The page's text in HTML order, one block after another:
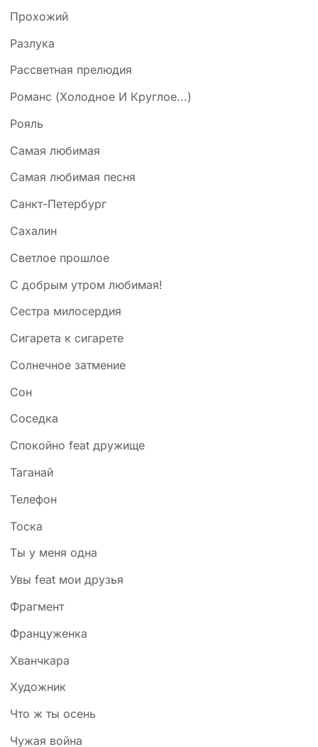
Прохожий
Разлука
Рассветная прелюдия
Романс (Холодное И Круглое...)
Рояль
Самая любимая
Самая любимая песня
Санкт-Петербург
Сахалин
Светлое прошлое
С добрым утром любимая!
Сестра милосердия
Сигарета к сигарете
Солнечное затмение
Сон
Соседка
Спокойно feat дружище
Таганай
Телефон
Тоска
Ты у меня одна
Увы feat мои друзья
Фрагмент
Француженка
Хванчкара
Художник
Что ж ты осень
Чужая война